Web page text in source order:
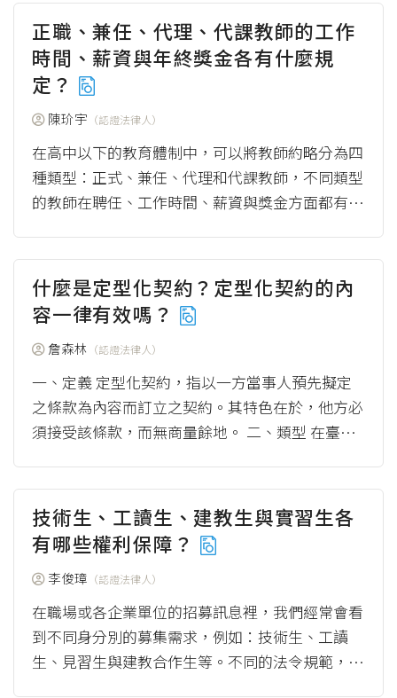
正職、兼任、代理、代課教師的工作
時間、薪資與年終獎金各有什麼規
定？
陳玠宇 （認證法律人）
在高中以下的教育體制中，可以將教師約略分為四
種類型：正式、兼任、代理和代課教師，不同類型
的教師在聘任、工作時間、薪資與獎金方面都有不
什麼是定型化契約？定型化契約的內
容一律有效嗎？
詹森林 （認證法律人）
一、定義 定型化契約，指以一方當事人預先擬定
之條款為內容而訂立之契約。其特色在於，他方必
須接受該條款，而無商量餘地。 二、類型 在臺
技術生、工讀生、建教生與實習生各
有哪些權利保障？
李俊璋 （認證法律人）
在職場或各企業單位的招募訊息裡，我們經常會看
到不同身分別的募集需求，例如：技術生、工讀
生、見習生與建教合作生等。不同的法令規範，賦